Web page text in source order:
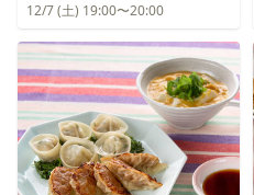
12/7 (土) 19:00〜20:00